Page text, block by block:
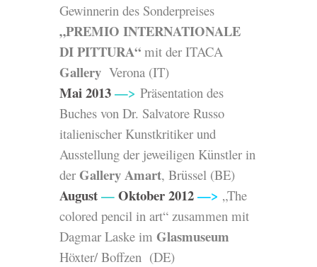
Gewinnerin des Sonderpreises
„PREMIO INTERNATIONALE
DI PITTURA“ mit der ITACA
Gallery Verona (IT)
Mai 2013—> Präsentation des
Buches von Dr. Salvatore Russo
italienischer Kunstkritiker und
Ausstellung der jeweiligen Künstler in
der Gallery Amart, Brüssel (BE)
August—Oktober 2012—> „The
colored pencil in art“ zusammen mit
Dagmar Laske im Glasmuseum
Höxter/ Boffzen (DE)